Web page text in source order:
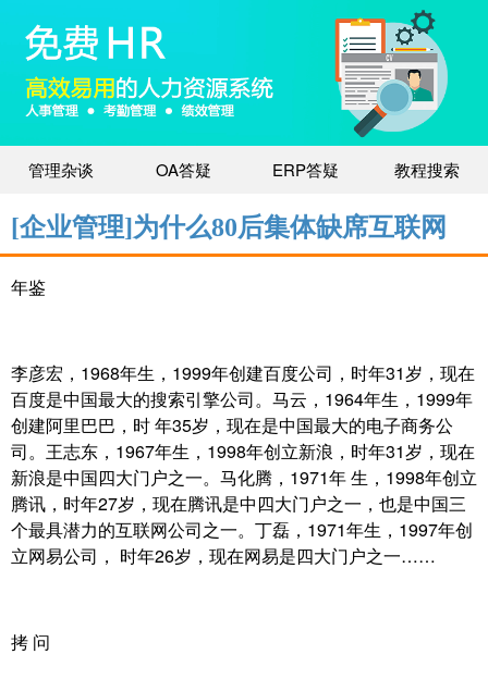
管理杂谈 OA答疑 ERP答疑 教程搜索
[企业管理]为什么80后集体缺席互联网
年鉴
李彦宏，1968年生，1999年创建百度公司，时年31岁，现在
百度是中国最大的搜索引擎公司。马云，1964年生，1999年
创建阿里巴巴，时 年35岁，现在是中国最大的电子商务公
司。王志东，1967年生，1998年创立新浪，时年31岁，现在
新浪是中国四大门户之一。马化腾，1971年 生，1998年创立
腾讯，时年27岁，现在腾讯是中四大门户之一，也是中国三
个最具潜力的互联网公司之一。丁磊，1971年生，1997年创
立网易公司， 时年26岁，现在网易是四大门户之一……
拷 问